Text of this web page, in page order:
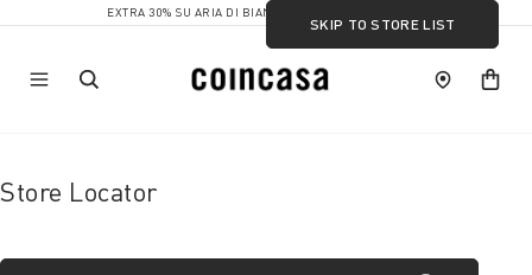
EXTRA 30% SU ARIA DI BIANCO
Store Locator
SKIP TO STORE LIST